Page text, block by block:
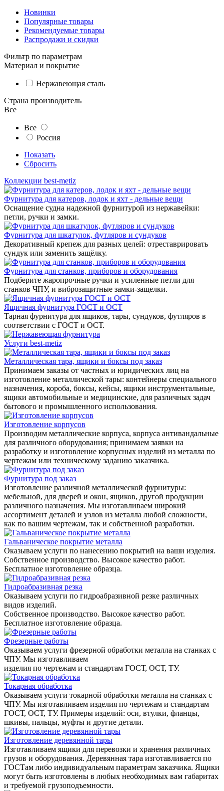
Новинки
Популярные товары
Рекомендуемые товары
Распродажи и скидки
Фильтр по параметрам
Материал и покрытие
Нержавеющая сталь
Страна производитель
Все
Все
Россия
Показать
Сбросить
Коллекции best-metiz
Фурнитура для катеров, лодок и яхт - дельные вещи
Оснащение судна надежной фурнитурой из нержавейки:
петли, ручки и замки.
Фурнитура для шкатулок, футляров и сундуков
Декоративный крепеж для разных целей: отреставрировать
сундук или заменить защёлку.
Фурнитура для станков, приборов и оборудования
Подберите жаропрочные ручки и усиленные петли для
станков ЧПУ, и виброзащитные замки-защелки.
Ящичная фурнитура ГОСТ и ОСТ
Тарная фурнитура для ящиков, тары, сундуков, футляров в
соответствии с ГОСТ и ОСТ.
Услуги best-metiz
Металлическая тара, ящики и боксы под заказ
Принимаем заказы от частных и юридических лиц на
изготовление металлической тары: контейнеры специального
назначения, короба, боксы, кейсы, ящики инструментальные,
ящики автомобильные и медицинские, для различных задач
бытового и промышленного использования.
Изготовление корпусов
Производим металлические корпуса, корпуса антивандальные
для различного оборудования; принимаем заявки на
разработку и изготовление корпусных изделий из металла по
чертежам или техническому заданию заказчика.
Фурнитура под заказ
Изготовление различной металлической фурнитуры:
мебельной, для дверей и окон, ящиков, другой продукции
различного назначения. Мы изготавливаем широкий
ассортимент деталей и узлов из металла любой сложности,
как по вашим чертежам, так и собственной разработки.
Гальваническое покрытие металла
Оказываем услуги по нанесению покрытий на ваши изделия.
Собственное производство. Высокое качество работ.
Бесплатное изготовление образца.
Гидроабразивная резка
Оказываем услуги по гидроабразивной резке различных
видов изделий.
Собственное производство. Высокое качество работ.
Бесплатное изготовление образца.
Фрезерные работы
Оказываем услуги фрезерной обработки металла на станках с
ЧПУ. Мы изготавливаем
изделия по чертежам и стандартам ГОСТ, ОСТ, ТУ.
Токарная обработка
Оказываем услуги токарной обработки металла на станках с
ЧПУ. Мы изготавливаем изделия по чертежам и стандартам
ГОСТ, ОСТ, ТУ. Примеры изделий: оси, втулки, фланцы,
шкивы, пальцы, муфты и другие детали.
Изготовление деревянной тары
Изготавливаем ящики для перевозки и хранения различных
грузов и оборудования. Деревянная тара изготавливается по
ГОСТам либо индивидуальным параметрам заказчика. Ящики
могут быть изготовлены в любых необходимых вам габаритах
и требуемой грузоподъемности.